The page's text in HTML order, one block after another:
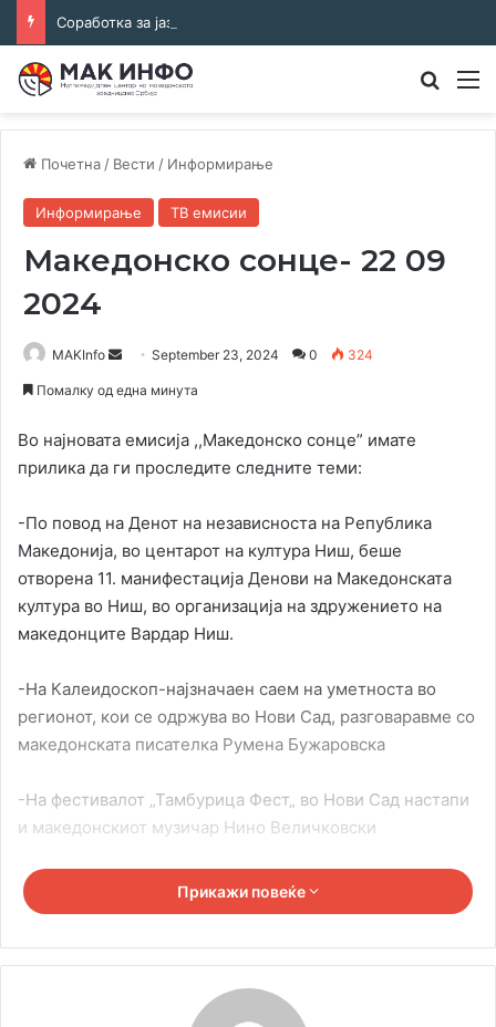
Почетна / Вести / Информирање
Информирање ТВ емисии
Македонско сонце- 22 09
2024
MAKInfo
Send September 23, 2024 0 324
Помалку од една минута
Во најновата емисија ,,Македонско сонце” имате
прилика да ги проследите следните теми:
-По повод на Денот на независноста на Република
Македонија, во центарот на култура Ниш, беше
отворена 11. манифестација Денови на Македонската
култура во Ниш, во организација на здружението на
македонците Вардар Ниш.
-На Калеидоскоп-најзначаен саем на уметноста во
регионот, кои се одржува во Нови Сад, разговаравме со
македонската писателка Румена Бужаровска
-На фестивалот „Тамбурица Фест„ во Нови Сад настапи
и македонскиот музичар Нино Величковски
Прикажи повеќе